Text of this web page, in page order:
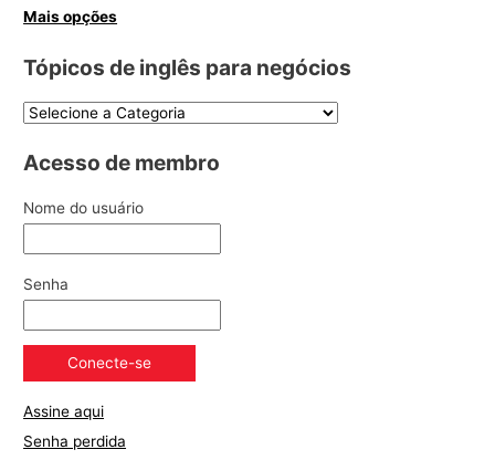
Mais opções
Tópicos de inglês para negócios
Acesso de membro
Nome do usuário
Senha
Assine aqui
Senha perdida